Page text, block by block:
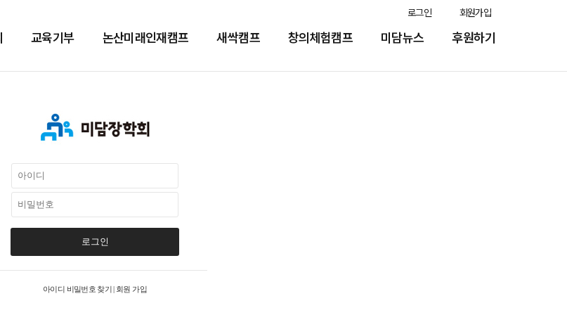
로그인 회원가입
교육기부 논산미래인재캠프 새싹캠프 창의체험캠프 미담뉴스 후원하기
로그인
아이디 비밀번호 찾기| 회원 가입